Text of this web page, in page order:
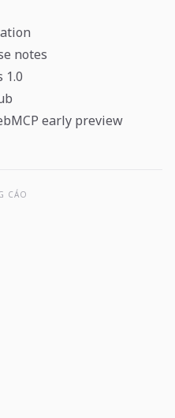
notes
1.0
early preview
CÁO